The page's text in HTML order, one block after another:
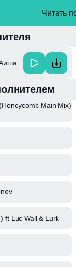
Читать
Main Mix)
ft Luc Wall & Lurk